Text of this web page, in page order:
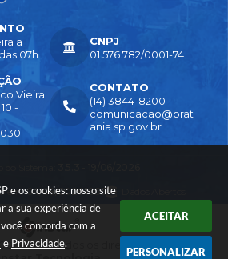
e os cookies: nosso site
a sua experiência de
concorda com a
e Privacidade.
ACEITAR
PERSONALIZAR
Vieira
-
CONTATO
(14) 3844-8200
comunicacao@prat
ania.sp.gov.br
a
07h
CNPJ
01.576.782/0001-74
em:04/08/2026 16:55
2026. Todos os direitos reservados -